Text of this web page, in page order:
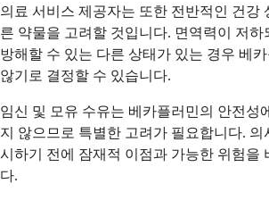
의료 서비스 제공자는 또한 전반적인 건강
른 약물을 고려할 것입니다. 면역력이 저
방해할 수 있는 다른 상태가 있는 경우 베
않기로 결정할 수 있습니다.
임신 및 모유 수유는 베카플러민의 안전성
지 않으므로 특별한 고려가 필요합니다. 의
시하기 전에 잠재적 이점과 가능한 위험을
다.